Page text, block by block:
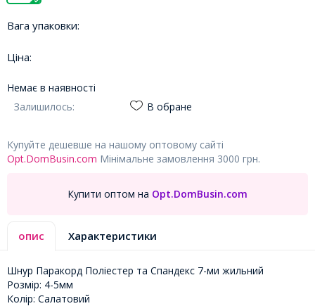
Вага упаковки:
Ціна:
Немає в наявності
Залишилось:
В обране
Купуйте дешевше на нашому оптовому сайті
Opt.DomBusin.com Мінімальне замовлення 3000 грн.
Купити оптом на Opt.DomBusin.com
опис Характеристики
Шнур Паракорд Поліестер та Спандекс 7-ми жильний
Розмір: 4-5мм
Колір: Салатовий